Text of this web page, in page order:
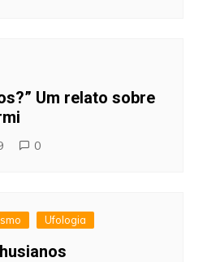
Um relato sobre
0
Ufologia